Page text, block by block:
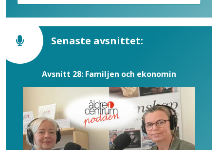
Senaste avsnittet:
Avsnitt 28: Familjen och ekonomin